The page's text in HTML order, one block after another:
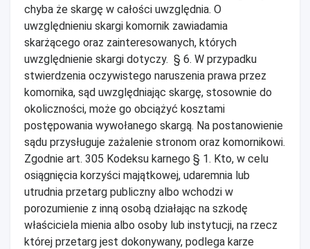
chyba że skargę w całości uwzględnia. O
uwzględnieniu skargi komornik zawiadamia
skarżącego oraz zainteresowanych, których
uwzględnienie skargi dotyczy. § 6. W przypadku
stwierdzenia oczywistego naruszenia prawa przez
komornika, sąd uwzględniając skargę, stosownie do
okoliczności, może go obciążyć kosztami
postępowania wywołanego skargą. Na postanowienie
sądu przysługuje zażalenie stronom oraz komornikowi.
Zgodnie art. 305 Kodeksu karnego § 1. Kto, w celu
osiągnięcia korzyści majątkowej, udaremnia lub
utrudnia przetarg publiczny albo wchodzi w
porozumienie z inną osobą działając na szkodę
właściciela mienia albo osoby lub instytucji, na rzecz
której przetarg jest dokonywany, podlega karze